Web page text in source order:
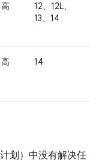
高
12、12L、
13、14
高 14
划）中没有解决任